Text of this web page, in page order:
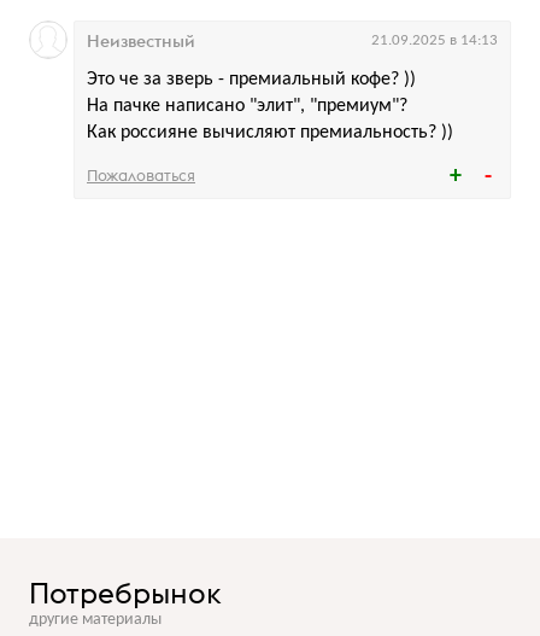
Это че за зверь - премиальный кофе? ))
На пачке написано "элит", "премиум"?
Как россияне вычисляют премиальность? ))
Неизвестный 21.09.2025 в 14:13
Пожаловаться
Потребрынок
другие материалы